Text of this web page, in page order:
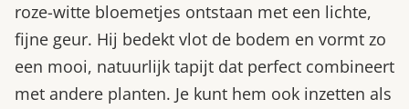
roze-witte bloemetjes ontstaan met een lichte,
fijne geur. Hij bedekt vlot de bodem en vormt zo
een mooi, natuurlijk tapijt dat perfect combineert
met andere planten. Je kunt hem ook inzetten als